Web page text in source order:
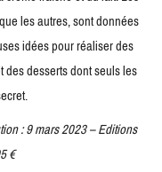
les autres, sont données
idées pour réaliser des
desserts dont seuls les
: 9 mars 2023 – Editions
€